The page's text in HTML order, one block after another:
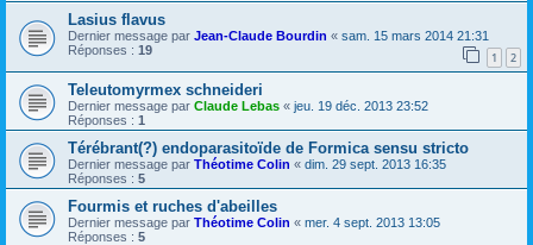
Lasius flavus
Dernier message par Jean-Claude Bourdin « sam. 15 mars 2014 21:31
Réponses : 19 1 2
Teleutomyrmex schneideri
Dernier message par Claude Lebas « jeu. 19 déc. 2013 23:52
Réponses : 1
Térébrant(?) endoparasitoïde de Formica sensu stricto
Dernier message par Théotime Colin « dim. 29 sept. 2013 16:35
Réponses : 5
Fourmis et ruches d'abeilles
Dernier message par Théotime Colin « mer. 4 sept. 2013 13:05
Réponses : 5